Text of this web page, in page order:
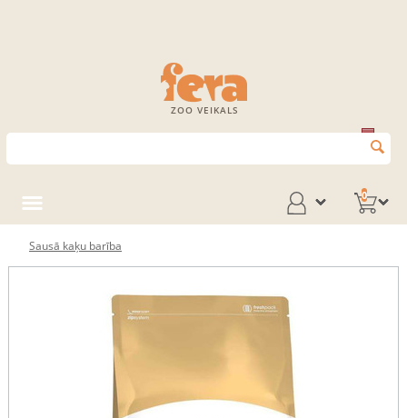
ZOO VEIKALS
0
Sausā kaķu barība